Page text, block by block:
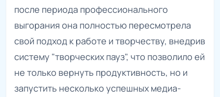
после периода профессионального
выгорания она полностью пересмотрела
свой подход к работе и творчеству, внедрив
систему "творческих пауз", что позволило ей
не только вернуть продуктивность, но и
запустить несколько успешных медиа-